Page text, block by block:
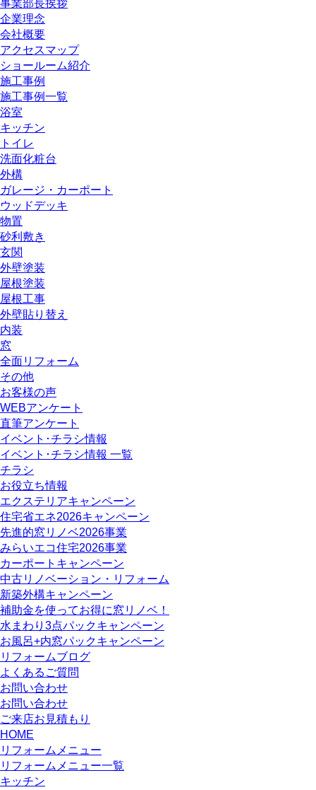
事業部長挨拶
企業理念
会社概要
アクセスマップ
ショールーム紹介
施工事例
施工事例一覧
浴室
キッチン
トイレ
洗面化粧台
外構
ガレージ・カーポート
ウッドデッキ
物置
砂利敷き
玄関
外壁塗装
屋根塗装
屋根工事
外壁貼り替え
内装
窓
全面リフォーム
その他
お客様の声
WEBアンケート
直筆アンケート
イベント･チラシ情報
イベント･チラシ情報 一覧
チラシ
お役立ち情報
エクステリアキャンペーン
住宅省エネ2026キャンペーン
先進的窓リノベ2026事業
みらいエコ住宅2026事業
カーポートキャンペーン
中古リノベーション・リフォーム
新築外構キャンペーン
補助金を使ってお得に窓リノベ！
水まわり3点パックキャンペーン
お風呂+内窓パックキャンペーン
リフォームブログ
よくあるご質問
お問い合わせ
お問い合わせ
ご来店お見積もり
HOME
リフォームメニュー
リフォームメニュー一覧
キッチン